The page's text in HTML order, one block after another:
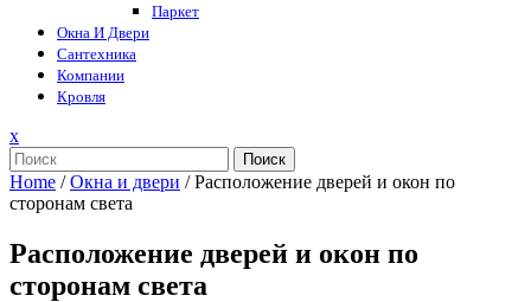
Паркет
Окна И Двери
Сантехника
Компании
Кровля
xЗакрыть
меню
Поиск
Home /Окна и двери /Расположение дверей и окон по
сторонам света
Расположение дверей и окон по
сторонам света